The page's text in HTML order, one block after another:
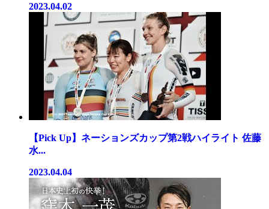
2023.04.02
【Pick Up】ネーションズカップ第2戦ハイライト 佐藤
水...
2023.04.04